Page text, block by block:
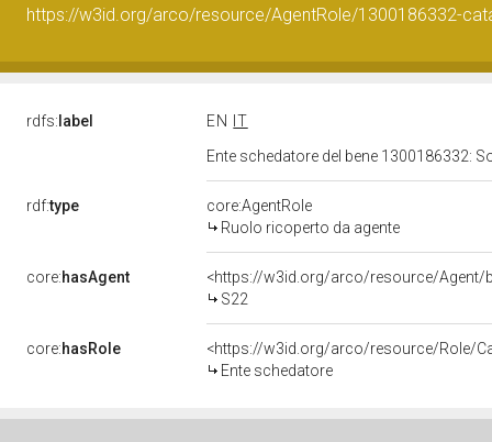
https://w3id.org/arco/resource/AgentRole/1300186332-
rdfs: label EN
IT
Ente schedatore del bene 1300186332:
rdf:type
core:AgentRole
Ruolo ricoperto da agente
core:hasAgent
<https://w3id.org/arco/resource/Agent/
S22
core:hasRole
<https://w3id.org/arco/resource/Role/
Ente schedatore